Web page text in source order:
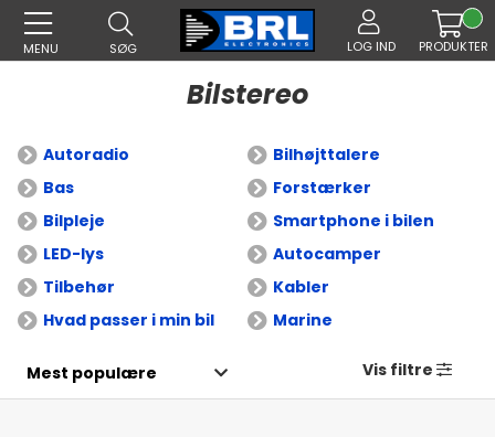
MENU SØG LOG IND PRODUKTER
Bilstereo
Autoradio
Bilhøjttalere
Bas
Forstærker
Bilpleje
Smartphone i bilen
LED-lys
Autocamper
Tilbehør
Kabler
Hvad passer i min bil
Marine
Vis filtre